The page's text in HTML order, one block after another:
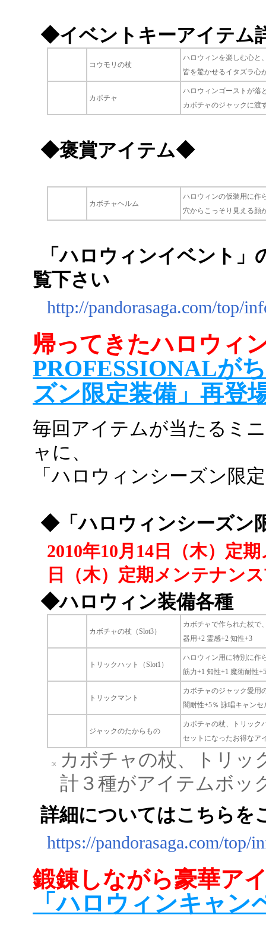
◆イベントキーアイテム
コウモリの杖
ハロウィンを楽しむ心と
皆を驚かせるイタズラ心
カボチャ
ハロウィンゴーストが落
カボチャのジャックに渡
◆褒賞アイテム◆
カボチャヘルム
ハロウィンの仮装用に作
穴からこっそり見える顔
「ハロウィンイベント
覧下さい
http://pandorasaga.com/top/
帰ってきたハロウィ
PROFESSIONALが
ズン限定装備」再登
毎回アイテムが当たるミ
ャに、
「ハロウィンシーズン限
◆「ハロウィンシーズン
2010年10月14日（木）定
日（木）定期メンテナン
◆ハロウィン装備各種
カボチャの杖（Slot3）
カボチャで作られた杖で
器用+2 霊感+2 知性+3
トリックハット（Slot1）
ハロウィン用に特別に作
筋力+1 知性+1 魔術耐性
トリックマント
カボチャのジャック愛用
闇耐性+5％ 詠唱キャンセ
ジャックのたからもの
カボチャの杖、トリック
セットになったお得なア
カボチャの杖、トリッ
計３種がアイテムボッ
詳細についてはこちらを
https://pandorasaga.com/top/
鍛錬しながら豪華ア
「ハロウィンキャン